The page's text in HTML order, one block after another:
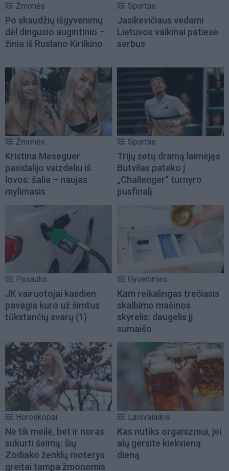
Žmonės
Po skaudžių išgyvenimų
dėl dingusio augintinio –
žinia iš Ruslano Kirilkino
Sportas
Jasikevičiaus vedami
Lietuvos vaikinai patiesė
serbus
Žmonės
Kristina Meseguer
pasidalijo vaizdeliu iš
lovos: šalia – naujas
mylimasis
Sportas
Trijų setų dramą laimėjęs
Butvilas pateko į
„Challenger“ turnyro
pusfinalį
Pasaulis
JK vairuotojai kasdien
pavagia kuro už šimtus
tūkstančių svarų (1)
Gyvenimas
Kam reikalingas trečiasis
skalbimo mašinos
skyrelis: daugelis jį
sumaišo
Horoskopai
Ne tik meilė, bet ir noras
sukurti šeimą: šių
Zodiako ženklų moterys
greitai tampa žmonomis
Laisvalaikis
Kas nutiks organizmui, jei
alų gersite kiekvieną
dieną